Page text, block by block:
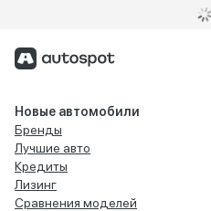
Новые автомобили
Бренды
Лучшие авто
Кредиты
Лизинг
Сравнения моделей